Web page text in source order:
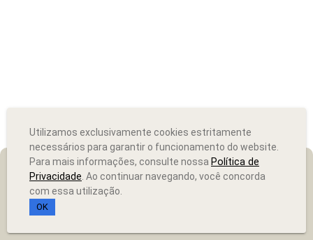
Utilizamos exclusivamente cookies estritamente
necessários para garantir o funcionamento do website.
Para mais informações, consulte nossa Política de
Privacidade . Ao continuar navegando, você concorda
com essa utilização.
OK